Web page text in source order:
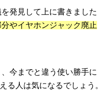
発見して上に書きました
やイヤホンジャック廃止
今までと違う使い勝手に
る人は気になるでしょう。